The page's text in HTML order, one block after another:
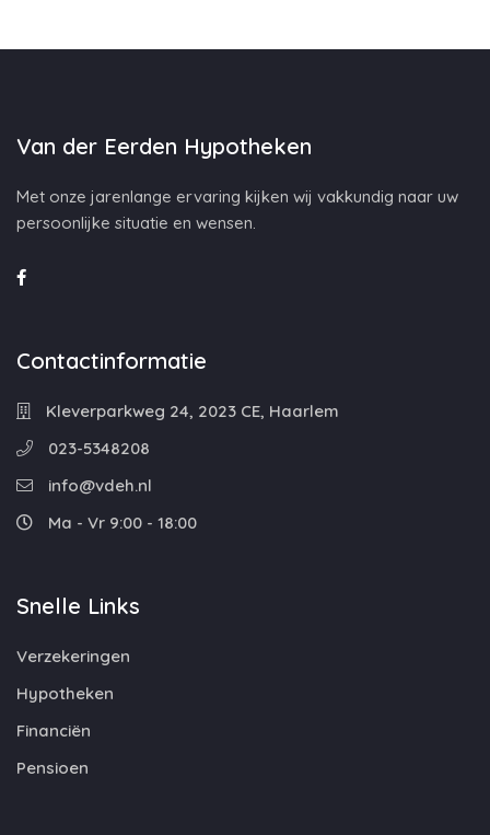
Van der Eerden Hypotheken
Met onze jarenlange ervaring kijken wij vakkundig naar uw
persoonlijke situatie en wensen.
Contactinformatie
Kleverparkweg 24, 2023 CE, Haarlem
023-5348208
info@vdeh.nl
Ma - Vr 9:00 - 18:00
Snelle Links
Verzekeringen
Hypotheken
Financiën
Pensioen